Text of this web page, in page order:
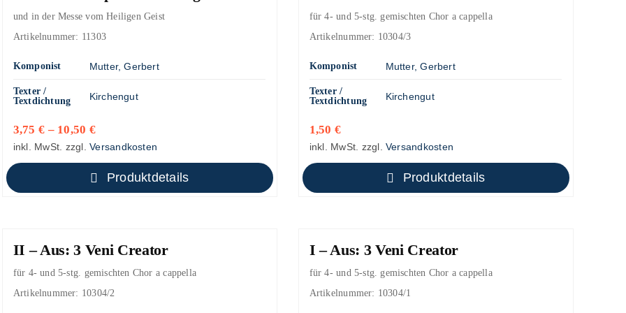
und in der Messe vom Heiligen Geist
Artikelnummer: 11303
Komponist Mutter, Gerbert
Texter /
Textdichtung
Kirchengut
3,75€ – 10,50 €
inkl. MwSt. zzgl.Versandkosten
Produktdetails
für 4- und 5-stg. gemischten Chor a cappella
Artikelnummer: 10304/3
Komponist Mutter, Gerbert
Texter /
Textdichtung
Kirchengut
1,50 €
inkl. MwSt. zzgl. Versandkosten
Produktdetails
II – Aus: 3 Veni Creator
für 4- und 5-stg. gemischten Chor a cappella
Artikelnummer: 10304/2
I – Aus: 3 Veni Creator
für 4- und 5-stg. gemischten Chor a cappella
Artikelnummer: 10304/1